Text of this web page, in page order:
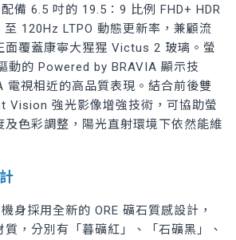
備 6.5 吋的 19.5：9 比例 FHD+ HDR
至 120Hz LTPO 動態更新率，兼顧流
面覆蓋康寧大猩猩 Victus 2 玻璃。螢
動的 Powered by BRAVIA 顯示技
電視相近的高品質表現。結合前後雙
Vision 強光影像增強技術，可協助螢
及色彩調整，陽光直射環境下依然能維
身採用全新的 ORE 礦石質感設計，
，分別有「暮礦紅」、「石礦黑」、